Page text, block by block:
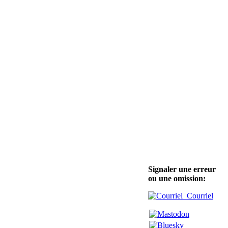
Signaler une erreur
ou une omission:
Courriel